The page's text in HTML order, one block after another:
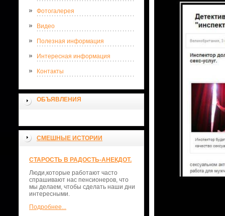
Фотогалерея
Видео
Полезная информация
Интересная информация
Контакты
ОБЪЯВЛЕНИЯ
СМЕШНЫЕ ИСТОРИИ
СТАРОСТЬ В РАДОСТЬ-АНЕКДОТ.
Люди,которые работают часто
спрашивают нас пенсионеров, что
мы делаем, чтобы сделать наши дни
интересными.
Подробнее...